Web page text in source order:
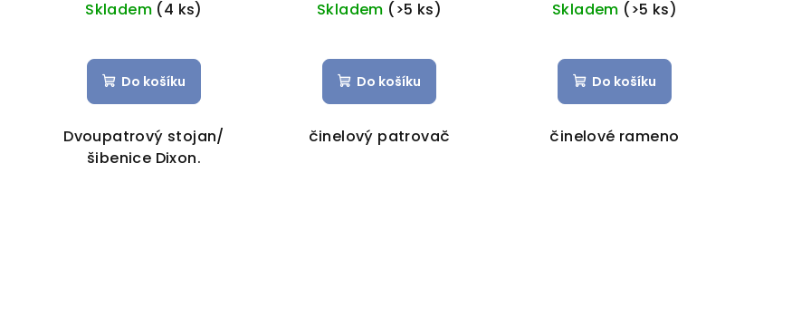
Skladem (4 ks)
Do košíku
Dvoupatrový stojan/
šibenice Dixon.
Skladem (>5 ks)
Do košíku
činelový patrovač
Skladem (>5 ks)
Do košíku
činelové rameno